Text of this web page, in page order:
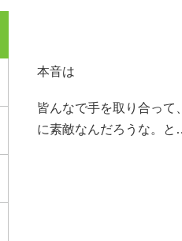
本音は
皆んなで手を取り合って、
に素敵なんだろうな。と